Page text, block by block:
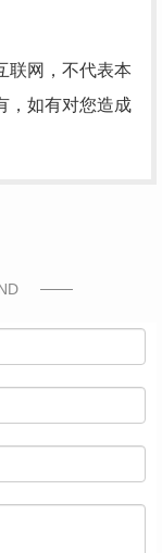
联网，不代表本
，如有对您造成